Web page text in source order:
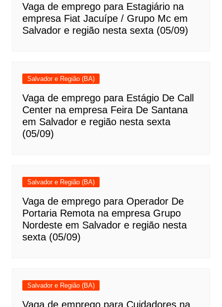
Vaga de emprego para Estagiário na
empresa Fiat Jacuípe / Grupo Mc em
Salvador e região nesta sexta (05/09)
Salvador e Região (BA)
Vaga de emprego para Estágio De Call
Center na empresa Feira De Santana
em Salvador e região nesta sexta
(05/09)
Salvador e Região (BA)
Vaga de emprego para Operador De
Portaria Remota na empresa Grupo
Nordeste em Salvador e região nesta
sexta (05/09)
Salvador e Região (BA)
Vaga de emprego para Cuidadores na